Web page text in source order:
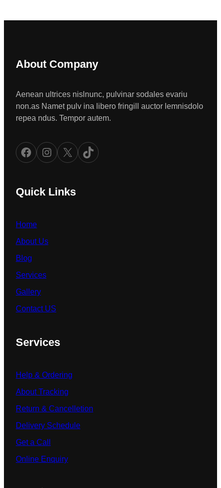
About Company
Aenean ultrices nislnunc, pulvinar sodales evariu
non.as Namet pulv ina libero fringill auctor lemnisdolo
repea ndus. Tempor autem.
Facebook Instagram X TikTok
Quick Links
Home
About Us
Blog
Services
Gallery
Contact US
Services
Help & Ordering
About Tracking
Return & Cancelletion
Delivery Schedule
Get a Call
Online Enquiry